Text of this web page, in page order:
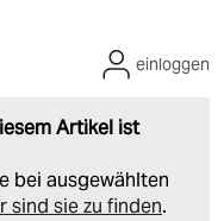
Artikel ist
bei ausgewählten
sind sie zu finden.
einloggen